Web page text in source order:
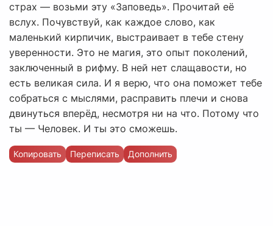
страх — возьми эту «Заповедь». Прочитай её
вслух. Почувствуй, как каждое слово, как
маленький кирпичик, выстраивает в тебе стену
уверенности. Это не магия, это опыт поколений,
заключенный в рифму. В ней нет слащавости, но
есть великая сила. И я верю, что она поможет тебе
собраться с мыслями, расправить плечи и снова
двинуться вперёд, несмотря ни на что. Потому что
ты — Человек. И ты это сможешь.
Копировать Переписать Дополнить